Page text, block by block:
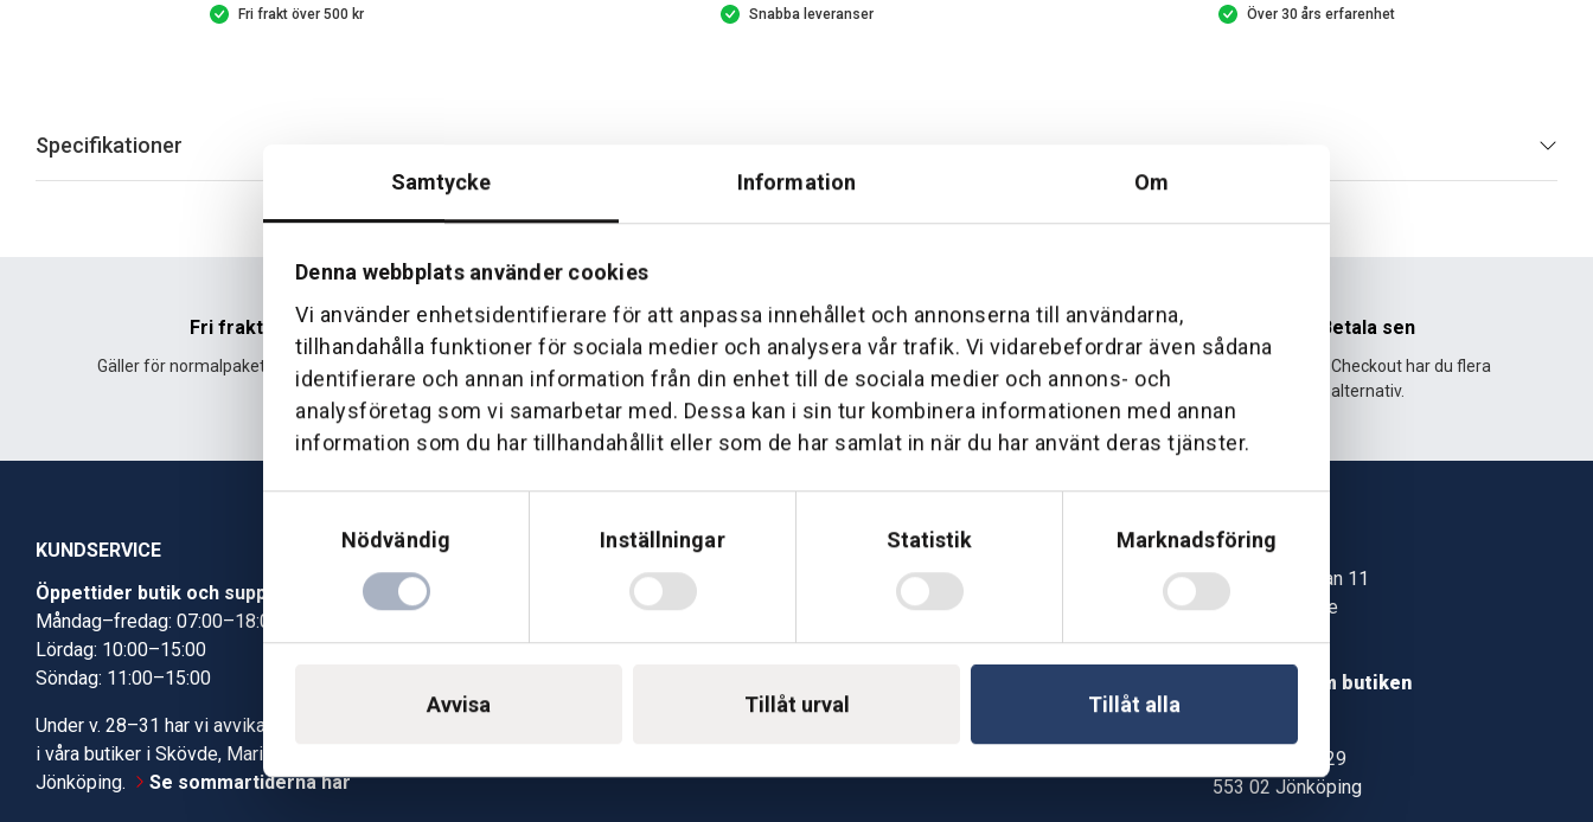
Samtycke Information Om
Denna webbplats använder cookies
Vi använder enhetsidentifierare för att anpassa innehållet och annonserna till användarna,
tillhandahålla funktioner för sociala medier och analysera vår trafik. Vi vidarebefordrar även sådana
identifierare och annan information från din enhet till de sociala medier och annons- och
analysföretag som vi samarbetar med. Dessa kan i sin tur kombinera informationen med annan
information som du har tillhandahållit eller som de har samlat in när du har använt deras tjänster.
Nödvändig
Inställningar Statistik Marknadsföring
Avvisa Tillåt urval Tillåt alla
Fri frakt över 500 kr Snabba leveranser Över 30 års erfarenhet
Specifikationer
Fri frakt
Gäller för normalpaket över 500 kr.
Hemleverans
Leverans fram till din dörr. Oavsett storlek.
Över 30 års erfarenhet
Företaget startade 1 januari 1995 och har
sedan dess haft en god tillväxt.
Betala sen
Med Klarna Checkout har du flera
alternativ.
KUNDSERVICE
Öppettider butik och support
Måndag–fredag: 07:00–18:00
Lördag: 10:00–15:00
Söndag: 11:00–15:00
Under v. 28–31 har vi avvikande öppettider
i våra butiker i Skövde, Mariestad och
Jönköping.
Se sommartiderna här
Butik Skövde
Kundcenter
Boka tid i verkstad
Telefon: 0500-414 130
E-mail: support@soderstroms.nu
Gå till vår företagssupport
Skövde
Jonstorpsgatan 11
549 37 Skövde
Läs mer om butiken
Kämpevägen 29
553 02 Jönköping